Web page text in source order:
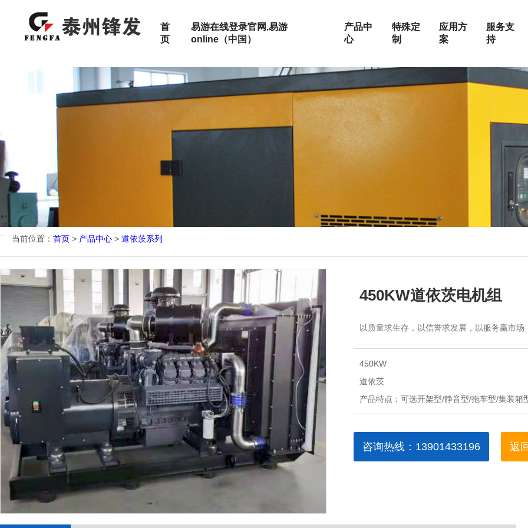
首
页
易游在线登录官网,易游
online（中国）
荣誉证书
成为合作伙伴
产品中
心
奔驰系列
按功率范围
100-300KW
1500-2000KW
特殊定
制
静音机组
应用方
案
房地产
服务支
持
定制化服务
当前位置： 首页 > 产品中心 > 道依茨系列
450KW道依茨电机组
以质量求生存，以信誉求发展，以服务赢市场
450KW
道依茨
可选开架型/静音型/拖车型/集装箱
咨询热线：13901433196 返